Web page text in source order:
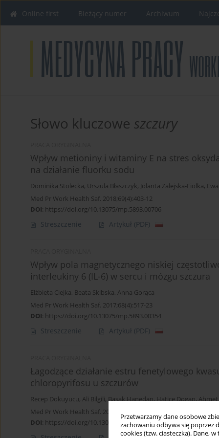
Przetwarzamy dane osobowe
zachowaniu odbywa się poprzez
cookies (tzw. ciasteczka). Dane,
Online first Bieżący numer Archiwum
Słowo kluczowe szczury
Wpływ metioniny i witaminy E na stres
na działanie fluorku sodu
Dominika Stolecka, Urszula Błaszczyk, Jolanta Zalejska-Fiolka,
Med Pr Work Health Saf. 2018;69(4):403-12
DOI: https://doi.org/10.13075/mp.5893.00706
Streszczenie Artykuł (PDF)
Wpływ pola magnetycznego niskiej
interleukiny 6 (IL-6) w sercu i mózgu szczura
Elżbieta Ciejka, Beata Skibska, Anna Gorąca
Med Pr Work Health Saf. 2017;68(4):517-23
DOI: https://doi.org/10.13075/mp.5893.00354
Streszczenie Artykuł (PDF)
Łagodzące działanie estru fenetylowego
chloropyrifosu u szczurów
Recep Dokuyucu, Ali Bilgili, Basak Hanedan,Hatice Dogan,
Med Pr Work Health Saf. 2016;67(6):743-9
DOI: https://doi.org/10.13075/mp.5893.00462